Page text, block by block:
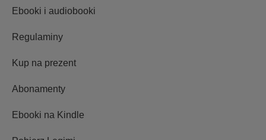
Ebooki i audiobooki
Regulaminy
Kup na prezent
Abonamenty
Ebooki na Kindle